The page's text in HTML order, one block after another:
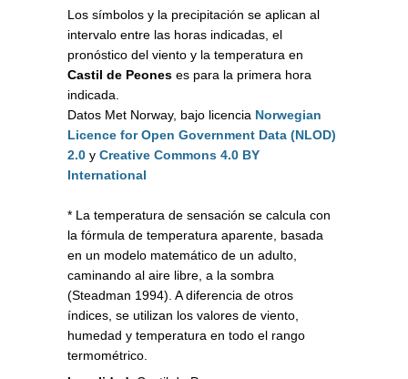
Los símbolos y la precipitación se aplican al
intervalo entre las horas indicadas, el
pronóstico del viento y la temperatura en
Castil de Peones es para la primera hora
indicada.
Datos Met Norway, bajo licencia Norwegian
Licence for Open Government Data (NLOD)
2.0 y Creative Commons 4.0 BY
International
* La temperatura de sensación se calcula con
la fórmula de temperatura aparente, basada
en un modelo matemático de un adulto,
caminando al aire libre, a la sombra
(Steadman 1994). A diferencia de otros
índices, se utilizan los valores de viento,
humedad y temperatura en todo el rango
termométrico.